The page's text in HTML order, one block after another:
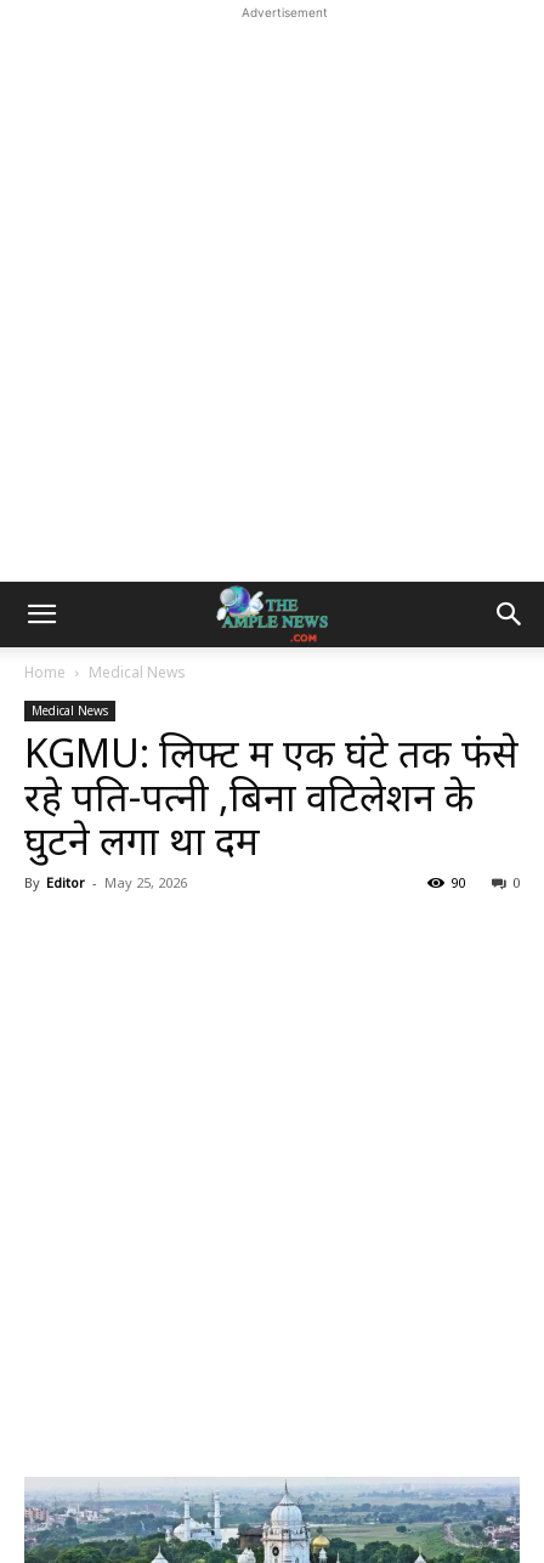
Advertisement
Home Medical News
Medical News
KGMU: लिफ्ट में एक घंटे तक फंसे
रहे पति-पत्नी ,बिना वेंटिलेशन के
घुटने लगा था दम
By Editor - May 25, 2026 0
90